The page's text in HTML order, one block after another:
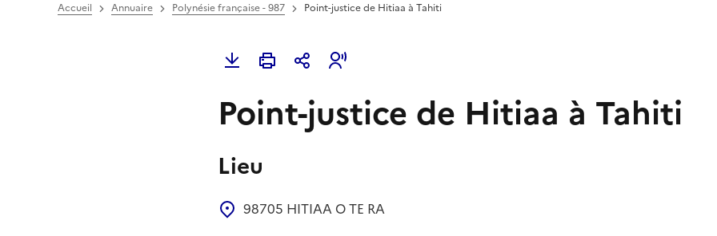
Accueil Annuaire Polynésie française - 987 Point-justice de Hitiaa à Tahiti
Point-justice de Hitiaa à Tahiti
Lieu
98705 HITIAA O TE RA